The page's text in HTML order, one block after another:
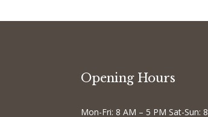
Opening Hours
Mon-Fri: 8 AM – 5 PM Sat-Sun: 8